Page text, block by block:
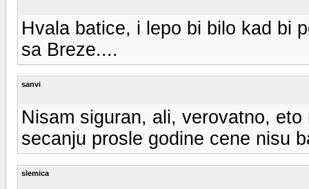
Hvala batice, i lepo bi bilo kad bi
sa Breze....
sanvi
Nisam siguran, ali, verovatno,
secanju prosle godine cene nisu
slemica